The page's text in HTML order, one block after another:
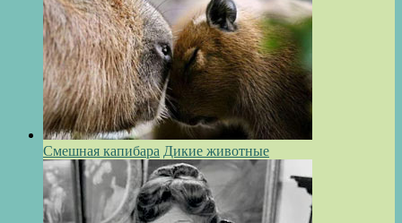
Смешная капибара Дикие животные